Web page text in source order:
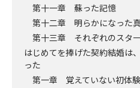
第十一章 蘇った記憶
第十二章 明らかになった
第十三章 それぞれのスタ
はじめてを捧げた契約結婚は
った
第一章 覚えていない初体験